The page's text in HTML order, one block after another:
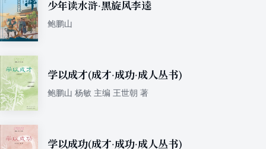
少年读水浒·黑旋风李逵
鲍鹏山
学以成才(成才·成功·成人丛书)
鲍鹏山 杨敏 主编 王世朝 著
学以成功(成才·成功·成人丛书)